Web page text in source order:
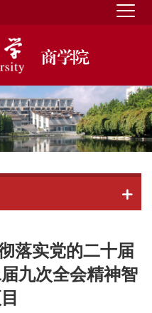
落实党的二十届
九次全会精神智